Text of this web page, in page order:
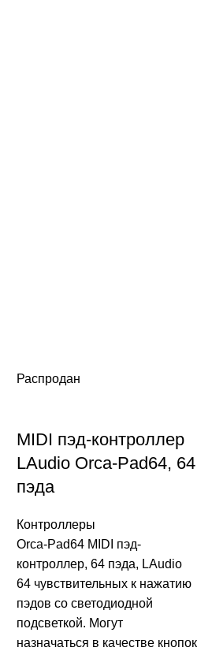
Распродан
MIDI пэд-контроллер
LAudio Orca-Pad64, 64
пэда
Контроллеры
Orca-Pad64 MIDI пэд-
контроллер, 64 пэда, LAudio
64 чувствительных к нажатию
пэдов со светодиодной
подсветкой. Могут
назначаться в качестве кнопок